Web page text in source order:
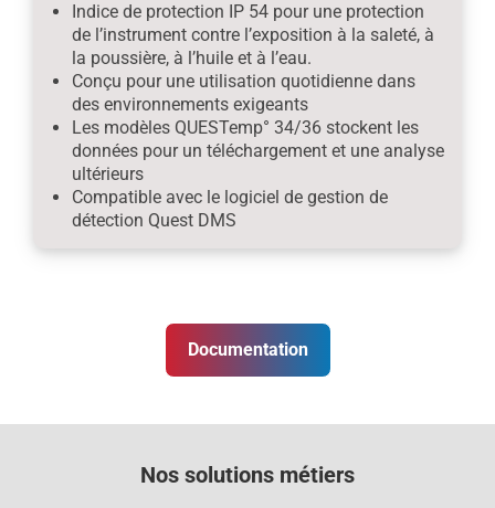
Indice de protection IP 54 pour une protection
de l’instrument contre l’exposition à la saleté, à
la poussière, à l’huile et à l’eau.
Conçu pour une utilisation quotidienne dans
des environnements exigeants
Les modèles QUESTemp° 34/36 stockent les
données pour un téléchargement et une analyse
ultérieurs
Compatible avec le logiciel de gestion de
détection Quest DMS
Documentation
Nos solutions métiers